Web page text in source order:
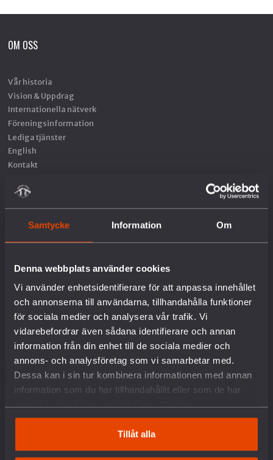
Samtycke Information Om
Denna webbplats använder cookies
Vi använder enhetsidentifierare för att anpassa innehållet
och annonserna till användarna, tillhandahålla funktioner
för sociala medier och analysera vår trafik. Vi
vidarebefordrar även sådana identifierare och annan
information från din enhet till de sociala medier och
annons- och analysföretag som vi samarbetar med.
Dessa kan i sin tur kombinera informationen med annan
information som du har tillhandahållit eller som de har
Tillåt alla
OM OSS
Vår historia
Vision & Uppdrag
Internationella nätverk
Föreningsinformation
Lediga tjänster
English
Kontakt
Om kakor
VAD VI GÖR
Nedrustning
Sverige och Nato
Militäravtalet med USA (DCA)
Rysslands krig i Ukraina
Situationen i Palestina och Israel
Hållbar fred och säkerhet
Försvars- och säkerhetspolitik